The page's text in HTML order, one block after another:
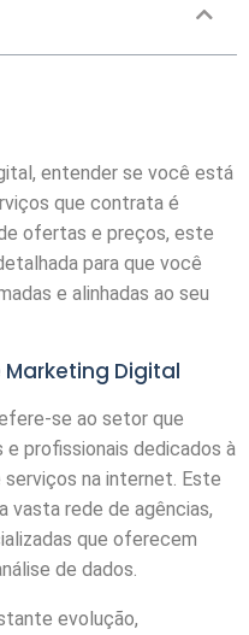
entender se você está
que contrata é
ofertas e preços, este
para que você
e alinhadas ao seu
Digital
se ao setor que
profissionais dedicados à
na internet. Este
vasta rede de agências,
que oferecem
de dados.
evolução,